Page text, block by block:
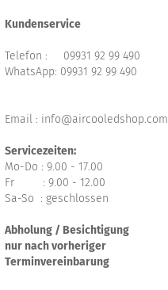
Kundenservice
Telefon : 09931 92 99 490
WhatsApp: 09931 92 99 490
Email : info@aircooledshop.com
Servicezeiten:
Mo-Do : 9.00 - 17.00
Fr : 9.00 - 12.00
Sa-So : geschlossen
Abholung / Besichtigung
nur nach vorheriger
Terminvereinbarung